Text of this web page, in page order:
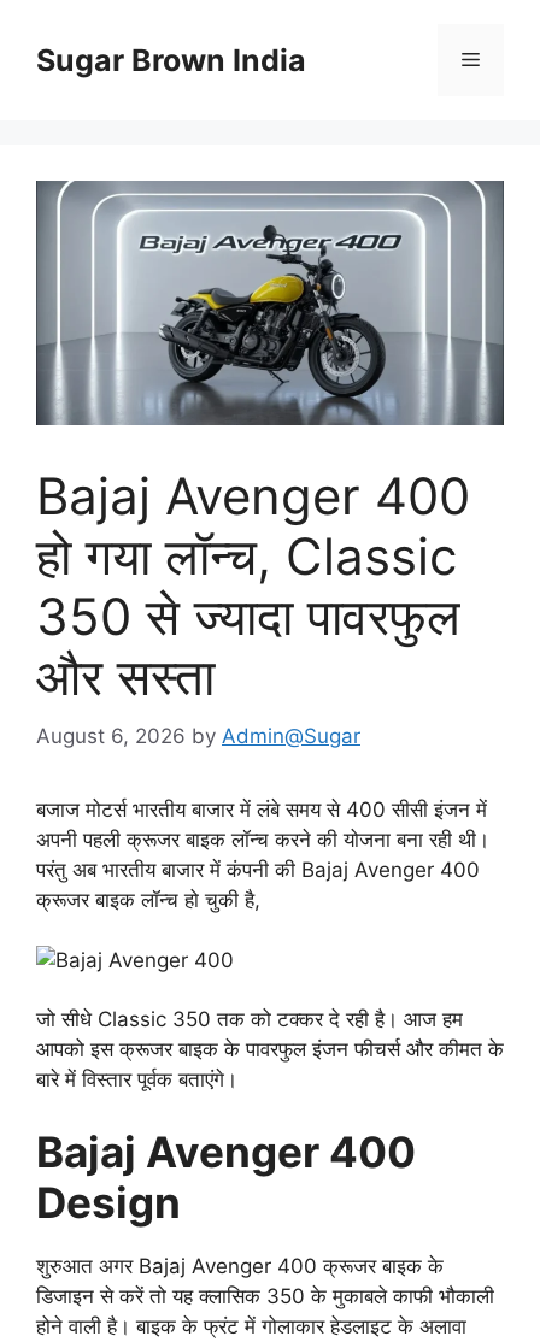
contentSugar Brown India Menu
Bajaj Avenger 400
हो गया लॉन्च, Classic
350 से ज्यादा पावरफुल
और सस्ता
August 6, 2026 by Admin@Sugar
बजाज मोटर्स भारतीय बाजार में लंबे समय से 400 सीसी इंजन में
अपनी पहली क्रूजर बाइक लॉन्च करने की योजना बना रही थी।
परंतु अब भारतीय बाजार में कंपनी की Bajaj Avenger 400
क्रूजर बाइक लॉन्च हो चुकी है,
जो सीधे Classic 350 तक को टक्कर दे रही है। आज हम
आपको इस क्रूजर बाइक के पावरफुल इंजन फीचर्स और कीमत के
बारे में विस्तार पूर्वक बताएंगे।
Bajaj Avenger 400
Design
शुरुआत अगर Bajaj Avenger 400 क्रूजर बाइक के
डिजाइन से करें तो यह क्लासिक 350 के मुकाबले काफी भौकाली
होने वाली है। बाइक के फ्रंट में गोलाकार हेडलाइट के अलावा